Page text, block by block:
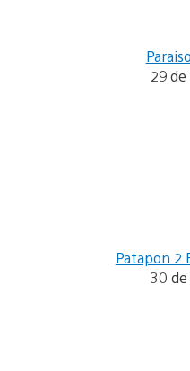
29
Patapon 2
30